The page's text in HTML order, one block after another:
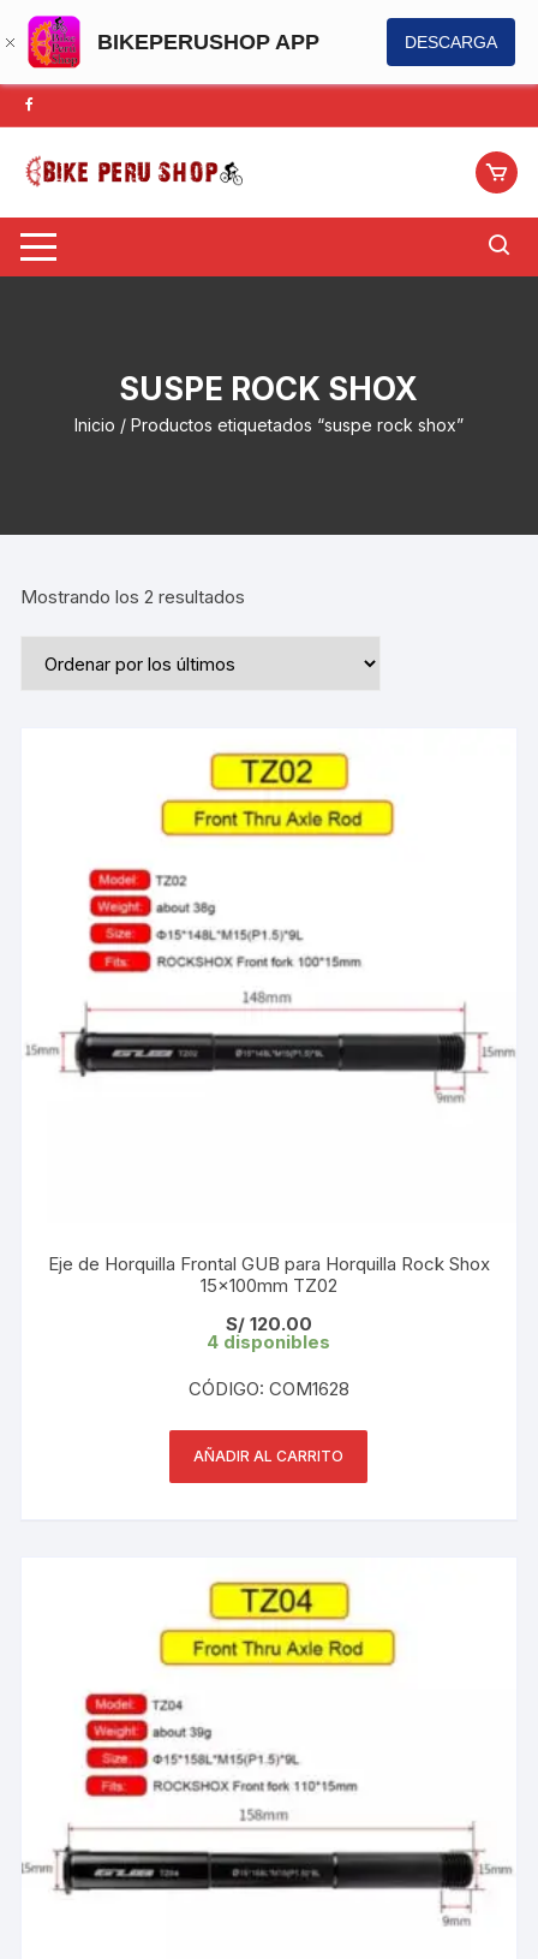
BIKEPERUSHOP APP DESCARGA
Saltar
al
contenido
SUSPE ROCK SHOX
Inicio / Productos etiquetados “suspe rock shox”
Mostrando los 2 resultados
Eje de Horquilla Frontal GUB para Horquilla Rock Shox
15x100mm TZ02
S/120.00
4 disponibles
CÓDIGO: COM1628
AÑADIR AL CARRITO